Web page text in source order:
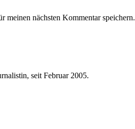
meinen nächsten Kommentar speichern.
seit Februar 2005.